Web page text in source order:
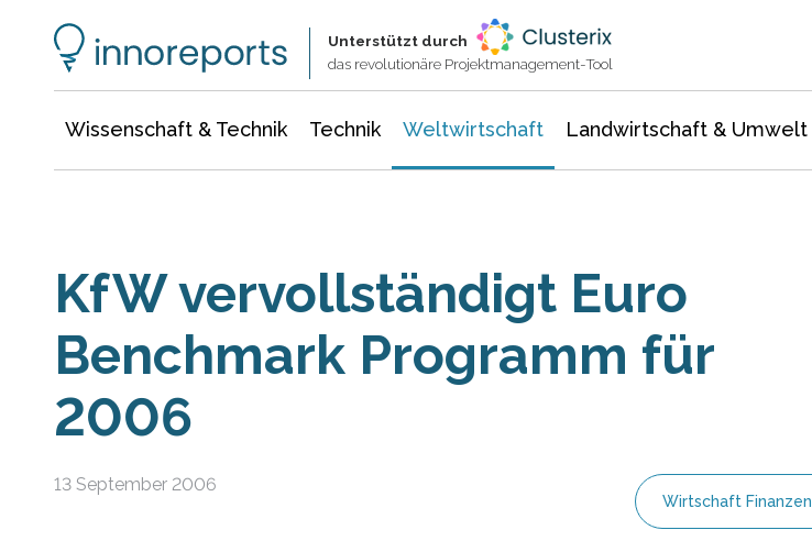
Unterstützt durch
das revolutionäre Projektmanagement-Tool
Wissenschaft & Technik Technik Weltwirtschaft Landwirtschaft & Umwelt
KfW vervollständigt Euro
Benchmark Programm für
2006
13 September 2006
Wirtschaft Finanzen